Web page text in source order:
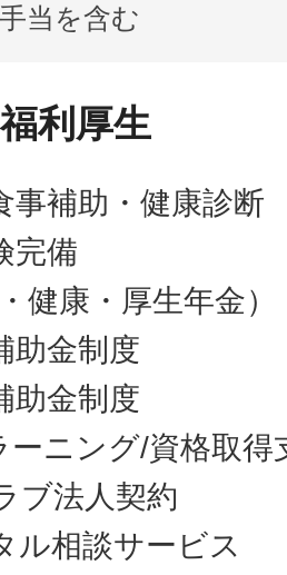
当を含む
利厚生
事補助・健康診断
完備
健康・厚生年金）
助金制度
助金制度
ーニング/資格取得
ブ法人契約
ル相談サービス